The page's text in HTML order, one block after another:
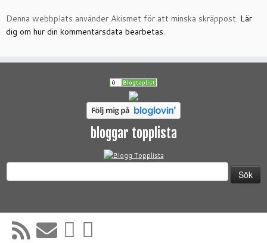
Denna webbplats använder Akismet för att minska skräppost. Lär
dig om hur din kommentarsdata bearbetas.
bloggar topplista
Sök
efter: